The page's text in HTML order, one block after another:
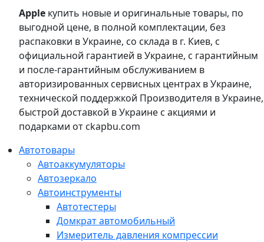
Apple купить новые и оригинальные товары, по
выгодной цене, в полной комплектации, без
распаковки в Украине, со склада в г. Киев, с
официальной гарантией в Украине, с гарантийным
и после-гарантийным обслуживанием в
авторизированных сервисных центрах в Украине,
технической поддержкой Производителя в Украине,
быстрой доставкой в Украине с акциями и
подарками от ckapbu.com
Автотовары
Автоаккумуляторы
Автозеркало
Автоинструменты
Автотестеры
Домкрат автомобильный
Измеритель давления компрессии